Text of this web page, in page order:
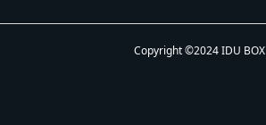
Copyright ©2024 IDU BOX